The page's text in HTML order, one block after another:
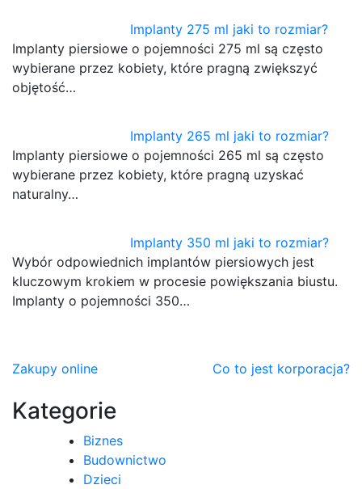
Implanty 275 ml jaki to rozmiar?
Implanty piersiowe o pojemności 275 ml są często
wybierane przez kobiety, które pragną zwiększyć
objętość…
Implanty 265 ml jaki to rozmiar?
Implanty piersiowe o pojemności 265 ml są często
wybierane przez kobiety, które pragną uzyskać
naturalny…
Implanty 350 ml jaki to rozmiar?
Wybór odpowiednich implantów piersiowych jest
kluczowym krokiem w procesie powiększania biustu.
Implanty o pojemności 350…
Nawigacja
wpisu
Zakupy online Co to jest korporacja?
Kategorie
Biznes
Budownictwo
Dzieci